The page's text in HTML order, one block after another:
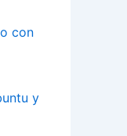
con
y